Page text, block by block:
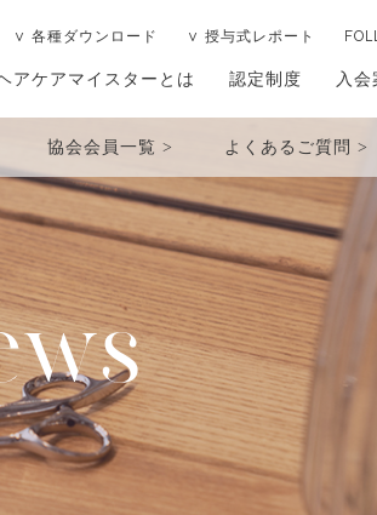
∨ 各種ダウンロード ∨ 授与式レポート
アケアマイスターとは 認定制度 入会
協会会員一覧 よくあるご質問